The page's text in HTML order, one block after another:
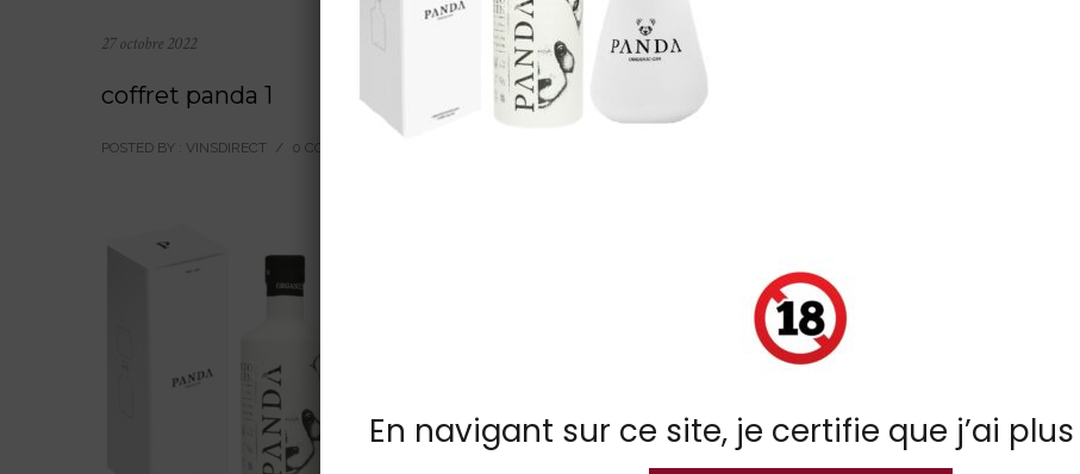
27 octobre 2022
coffret panda 1
POSTED BY : VINSDIRECT / 0 COMMENTS
En navigant sur ce site, je certifie que j’ai plus